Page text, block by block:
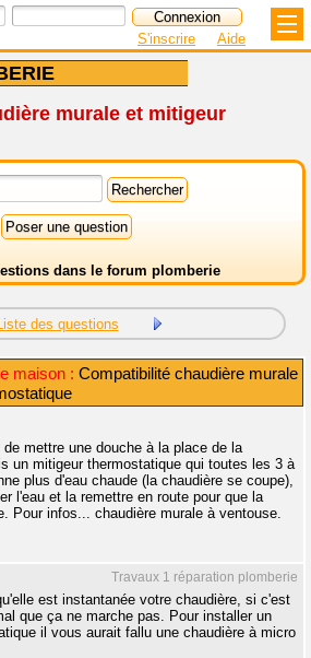
S'inscrire Aide
murale et mitigeur
dans le forum plomberie
des questions
maison : Compatibilité chaudière murale
de mettre une douche à la place de la
un mitigeur thermostatique qui toutes les 3 à
plus d'eau chaude (la chaudière se coupe),
l'eau et la remettre en route pour que la
Pour infos... chaudière murale à ventouse.
Travaux 1 réparation plomberie
est instantanée votre chaudière, si c'est
que ça ne marche pas. Pour installer un
il vous aurait fallu une chaudière à micro